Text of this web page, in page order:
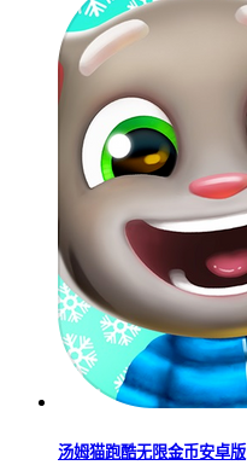
汤姆猫跑酷无限金币安卓版